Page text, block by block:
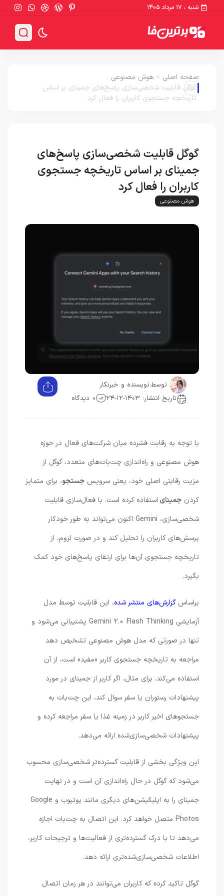
شنبه ، ۱۷ مرداد ۱۴۰۵
صفحه اصلی > هوش مصنوعی :
گوگل قابلیت شخصی‌سازی پاسخ‌های جمینای بر اساس
تاریخچه جستجوی کاربران را فعال کرد
گوگل قابلیت شخصی‌سازی پاسخ‌های
جمینای بر اساس تاریخچه جستجوی
کاربران را فعال کرد
هوش مصنوعی
توسط: نویسنده و خبرنگار
تاریخ انتشار: ۱۴۰۳-۱۲-۲۴
0 دیدگاه
با توجه به رقابت فشرده میان شرکت‌های فعال در حوزه
هوش مصنوعی و راه‌اندازی چت‌بات‌های متعدد، گوگل از
مزیت رقابتی اصلی خود، یعنی سرویسجستجو، برای متمایز
جمینایاستفاده کرده است. با فعال‌سازی قابلیت
شخصی‌سازی، Gemini اکنون می‌تواند به طور خودکار
پرسش‌های کاربران را تحلیل کند و در صورت لزوم، از
تاریخچه جستجوی آن‌ها برای ارتقای پاسخ‌های خود کمک
براساسگزارش‌های منتشر شده، این قابلیت توسط مدل
آزمایشی Gemini 2.0 Flash Thinking پشتیبانی می‌شود و
تنها در صورتی که مدل هوش مصنوعی تشخیص دهد
مراجعه به تاریخچه جستجوی کاربر «مفید» است، از آن
استفاده می‌کند. برای مثال، اگر کاربر از جمینای در مورد
پیشنهادات رستوران یا سفر سوال کند، این چت‌بات به
جستجوهای اخیر کاربر در زمینه غذا یا سفر مراجعه کرده و
پیشنهادات شخصی‌سازی‌شده ارائه می‌دهد.
این ویژگی بخشی از قابلیت گسترده‌تر شخصی‌سازی محسوب
می‌شود که گوگل در حال راه‌اندازی آن است و در نهایت
جمینای را به اپلیکیشن‌های دیگری مانند یوتیوب و Google
Photos متصل خواهد کرد. این اتصال به چت‌بات اجازه
می‌دهد تا با درک گسترده‌تری از فعالیت‌ها و ترجیحات کاربر،
اطلاعات شخصی‌سازی‌شده‌تری ارائه دهد.
گوگل تاکید کرده که کاربران می‌توانند در هر زمان اتصال